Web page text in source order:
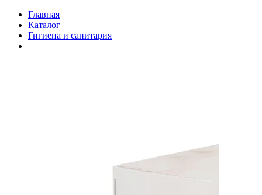
Главная
Каталог
Гигиена и санитария